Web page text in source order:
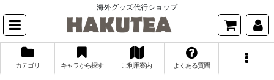
海外グッズ代行ショップ
カテゴリ キャラから探す ご利用案内 よくある質問